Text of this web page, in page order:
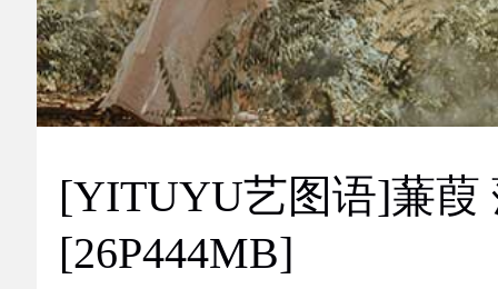
[YITUYU艺图语]蒹葭
[26P444MB]